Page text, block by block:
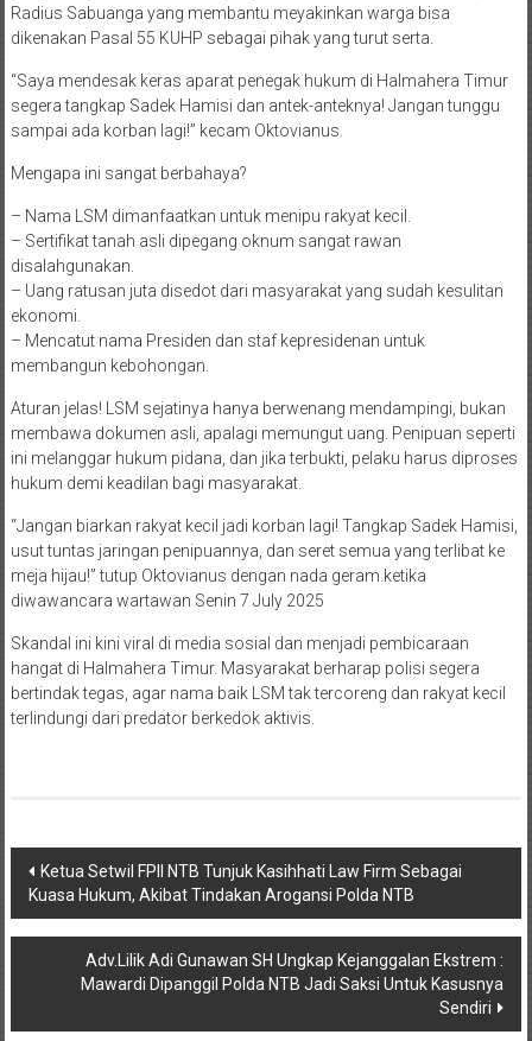
Radius Sabuanga yang membantu meyakinkan warga bisa
dikenakan Pasal 55 KUHP sebagai pihak yang turut serta.
“Saya mendesak keras aparat penegak hukum di Halmahera Timur
segera tangkap Sadek Hamisi dan antek-anteknya! Jangan tunggu
sampai ada korban lagi!” kecam Oktovianus.
Mengapa ini sangat berbahaya?
– Nama LSM dimanfaatkan untuk menipu rakyat kecil.
– Sertifikat tanah asli dipegang oknum sangat rawan
disalahgunakan.
– Uang ratusan juta disedot dari masyarakat yang sudah kesulitan
ekonomi.
– Mencatut nama Presiden dan staf kepresidenan untuk
membangun kebohongan.
Aturan jelas! LSM sejatinya hanya berwenang mendampingi, bukan
membawa dokumen asli, apalagi memungut uang. Penipuan seperti
ini melanggar hukum pidana, dan jika terbukti, pelaku harus diproses
hukum demi keadilan bagi masyarakat.
“Jangan biarkan rakyat kecil jadi korban lagi! Tangkap Sadek Hamisi,
usut tuntas jaringan penipuannya, dan seret semua yang terlibat ke
meja hijau!” tutup Oktovianus dengan nada geram.ketika
diwawancara wartawan Senin 7 July 2025
Skandal ini kini viral di media sosial dan menjadi pembicaraan
hangat di Halmahera Timur. Masyarakat berharap polisi segera
bertindak tegas, agar nama baik LSM tak tercoreng dan rakyat kecil
terlindungi dari predator berkedok aktivis.
Navigasi
pos
Ketua Setwil FPII NTB Tunjuk Kasihhati Law Firm Sebagai
Kuasa Hukum, Akibat Tindakan Arogansi Polda NTB
Adv.Lilik Adi Gunawan SH Ungkap Kejanggalan Ekstrem :
Mawardi Dipanggil Polda NTB Jadi Saksi Untuk Kasusnya
Sendiri